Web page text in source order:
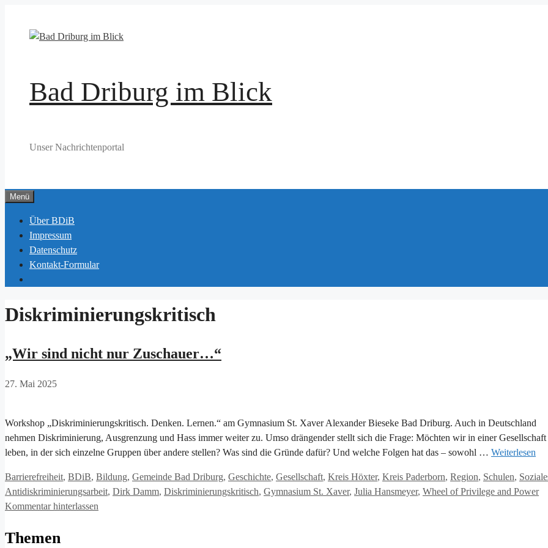
springen
Bad Driburg im Blick
Unser Nachrichtenportal
Menü
Über BDiB
Impressum
Datenschutz
Kontakt-Formular
Diskriminierungskritisch
„Wir sind nicht nur Zuschauer…“
27. Mai 2025
Workshop „Diskriminierungskritisch. Denken. Lernen.“ am Gymnasium St. Xaver Alexander Bieseke Bad Driburg. Auch in Deutschland
nehmen Diskriminierung, Ausgrenzung und Hass immer weiter zu. Umso drängender stellt sich die Frage: Möchten wir in einer Gesellschaft
leben, in der sich einzelne Gruppen über andere stellen? Was sind die Gründe dafür? Und welche Folgen hat das – sowohl … Weiterlesen
Kategorien
Barrierefreiheit, BDiB, Bildung, Gemeinde Bad Driburg, Geschichte, Gesellschaft, Kreis Höxter, Kreis Paderborn, Region, Schulen,
Antidiskriminierungsarbeit, Dirk Damm, Diskriminierungskritisch, Gymnasium St. Xaver, Julia Hansmeyer, Wheel of Privilege and Power
Kommentar hinterlassen
Themen